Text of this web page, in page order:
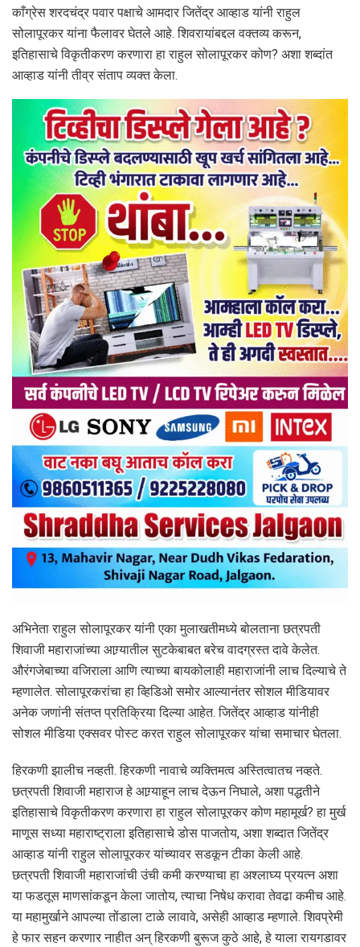
काँग्रेस शरदचंद्र पवार पक्षाचे आमदार जितेंद्र आव्हाड यांनी राहुल
सोलापूरकर यांना फैलावर घेतले आहे. शिवरायांबद्दल वक्तव्य करून,
इतिहासाचे विकृतीकरण करणारा हा राहुल सोलापूरकर कोण? अशा शब्दांत
आव्हाड यांनी तीव्र संताप व्यक्त केला.
अभिनेता राहुल सोलापूरकर यांनी एका मुलाखतीमध्ये बोलताना छत्रपती
शिवाजी महाराजांच्या आग्र्यातील सुटकेबाबत बरेच वादग्रस्त दावे केलेत.
औरंगजेबाच्या वजिराला आणि त्याच्या बायकोलाही महाराजांनी लाच दिल्याचे ते
म्हणालेत. सोलापूरकरांचा हा व्हिडिओ समोर आल्यानंतर सोशल मीडियावर
अनेक जणांनी संतप्त प्रतिक्रिया दिल्या आहेत. जितेंद्र आव्हाड यांनीही
सोशल मीडिया एक्सवर पोस्ट करत राहुल सोलापूरकर यांचा समाचार घेतला.
हिरकणी झालीच नव्हती. हिरकणी नावाचे व्यक्तिमत्व अस्तित्वातच नव्हते.
छत्रपती शिवाजी महाराज हे आग्र्याहून लाच देऊन निघाले, अशा पद्धतीने
इतिहासाचे विकृतीकरण करणारा हा राहुल सोलापूरकर कोण महामूर्ख? हा मुर्ख
माणूस सध्या महाराष्ट्राला इतिहासाचे डोस पाजतोय, अशा शब्दात जितेंद्र
आव्हाड यांनी राहुल सोलापूरकर यांच्यावर सडकून टीका केली आहे.
छत्रपती शिवाजी महाराजांची उंची कमी करण्याचा हा अश्लाघ्य प्रयत्न अशा
या फडतूस माणसांकडून केला जातोय, त्याचा निषेध करावा तेवढा कमीच आहे.
या महामुर्खाने आपल्या तोंडाला टाळे लावावे, असेही आव्हाड म्हणाले. शिवप्रेमी
हे फार सहन करणार नाहीत अन् हिरकणी बुरूज कुठे आहे, हे याला रायगडावर